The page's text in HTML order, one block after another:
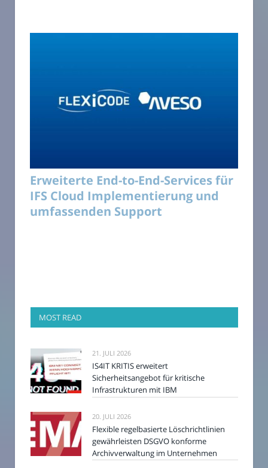
Erweiterte End-to-End-Services für
IFS Cloud Implementierung und
umfassenden Support
MOST READ
21. JULI 2026
IS4IT KRITIS erweitert
Sicherheitsangebot für kritische
Infrastrukturen mit IBM
20. JULI 2026
Flexible regelbasierte Löschrichtlinien
gewährleisten DSGVO konforme
Archivverwaltung im Unternehmen